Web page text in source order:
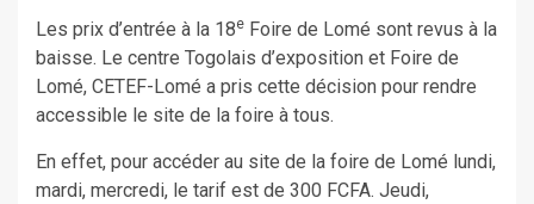
Les prix d’entrée à la 18e Foire de Lomé sont revus à la
baisse. Le centre Togolais d’exposition et Foire de
Lomé, CETEF-Lomé a pris cette décision pour rendre
accessible le site de la foire à tous.
En effet, pour accéder au site de la foire de Lomé lundi,
mardi, mercredi, le tarif est de 300 FCFA. Jeudi,